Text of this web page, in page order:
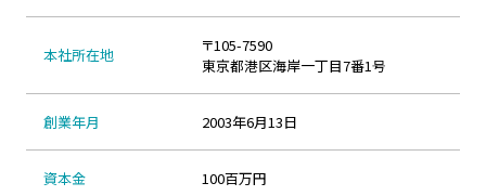
本社所在地
〒105-7590
東京都港区海岸一丁目7番1号
創業年月 2003年6月13日
資本金 100百万円